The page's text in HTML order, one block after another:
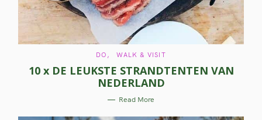
C
T
E
G
O
R
I
S
DO WALK & VISIT
10 x DE LEUKSTE STRANDTENTEN VAN
NEDERLAND
Read More